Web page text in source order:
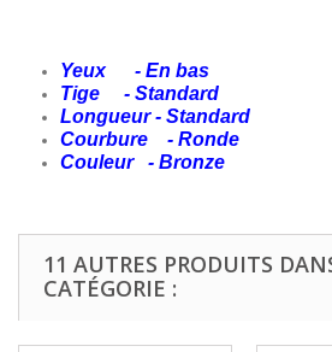
Yeux - En bas
Tige - Standard
Longueur - Standard
Courbure - Ronde
Couleur - Bronze
11 AUTRES PRODUITS
CATÉGORIE :